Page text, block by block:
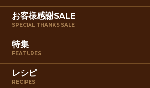
お客様感謝SALE
SPECIAL THANKS SALE
特集
FEATURES
レシピ
RECIPES